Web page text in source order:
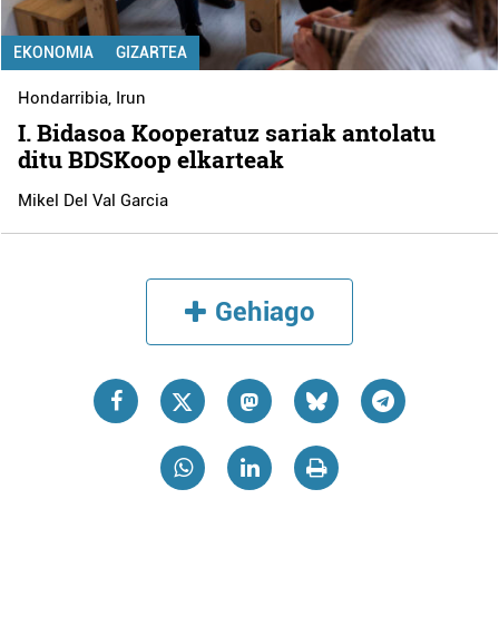
EKONOMIA GIZARTEA
Hondarribia, Irun
I. Bidasoa Kooperatuz sariak antolatu
ditu BDSKoop elkarteak
Mikel Del Val Garcia
Gehiago